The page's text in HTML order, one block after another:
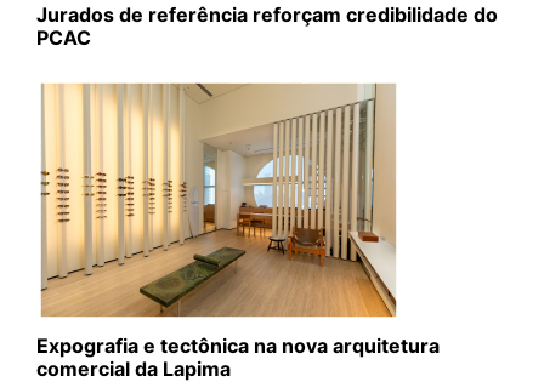
Jurados de referência reforçam credibilidade do
PCAC
Expografia e tectônica na nova arquitetura
comercial da Lapima